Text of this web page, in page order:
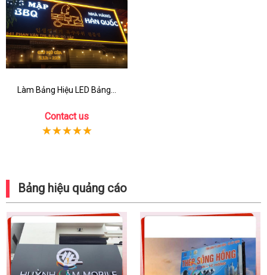
Làm Bảng Hiệu LED Bảng...
Contact us
Bảng hiệu quảng cáo